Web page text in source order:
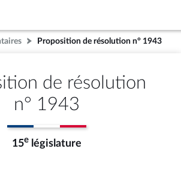
Proposition de résolution n° 1943
de résolution
n° 1943
15e législature